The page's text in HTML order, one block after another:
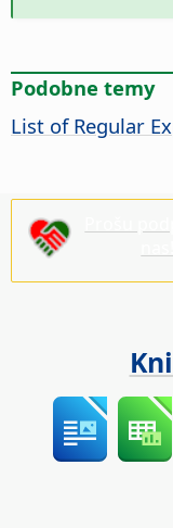
Podobne temy
List of Regular